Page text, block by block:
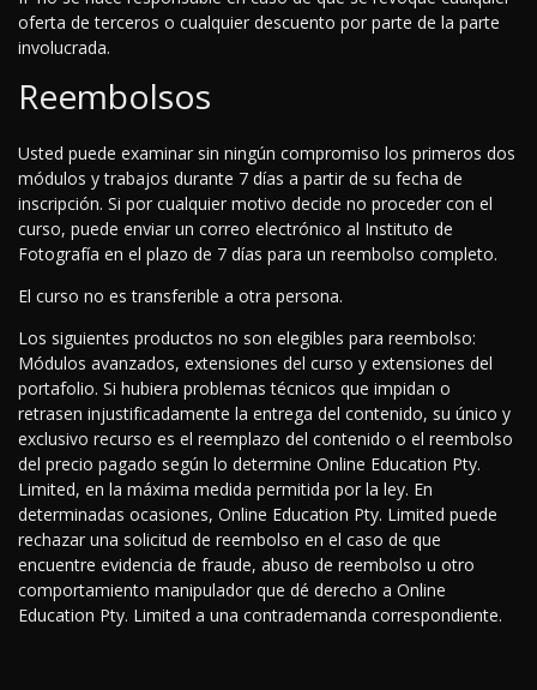
oferta de terceros o cualquier descuento por parte de la parte
involucrada.
Reembolsos
Usted puede examinar sin ningún compromiso los primeros dos
módulos y trabajos durante 7 días a partir de su fecha de
inscripción. Si por cualquier motivo decide no proceder con el
curso, puede enviar un correo electrónico al Instituto de
Fotografía en el plazo de 7 días para un reembolso completo.
El curso no es transferible a otra persona.
Los siguientes productos no son elegibles para reembolso:
Módulos avanzados, extensiones del curso y extensiones del
portafolio. Si hubiera problemas técnicos que impidan o
retrasen injustificadamente la entrega del contenido, su único y
exclusivo recurso es el reemplazo del contenido o el reembolso
del precio pagado según lo determine Online Education Pty.
Limited, en la máxima medida permitida por la ley. En
determinadas ocasiones, Online Education Pty. Limited puede
rechazar una solicitud de reembolso en el caso de que
encuentre evidencia de fraude, abuso de reembolso u otro
comportamiento manipulador que dé derecho a Online
Education Pty. Limited a una contrademanda correspondiente.